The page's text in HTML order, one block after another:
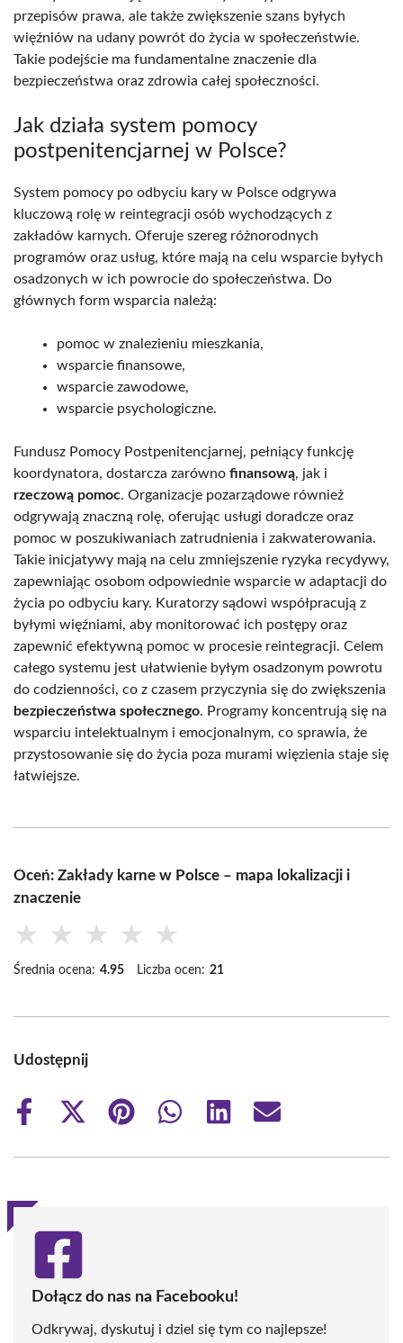
przepisów prawa, ale także zwiększenie szans byłych
więźniów na udany powrót do życia w społeczeństwie.
Takie podejście ma fundamentalne znaczenie dla
bezpieczeństwa oraz zdrowia całej społeczności.
Jak działa system pomocy
postpenitencjarnej w Polsce?
System pomocy po odbyciu kary w Polsce odgrywa
kluczową rolę w reintegracji osób wychodzących z
zakładów karnych. Oferuje szereg różnorodnych
programów oraz usług, które mają na celu wsparcie byłych
osadzonych w ich powrocie do społeczeństwa. Do
głównych form wsparcia należą:
pomoc w znalezieniu mieszkania,
wsparcie finansowe,
wsparcie zawodowe,
wsparcie psychologiczne.
Fundusz Pomocy Postpenitencjarnej, pełniący funkcję
koordynatora, dostarcza zarówno finansową, jak i
rzeczową pomoc. Organizacje pozarządowe również
odgrywają znaczną rolę, oferując usługi doradcze oraz
pomoc w poszukiwaniach zatrudnienia i zakwaterowania.
Takie inicjatywy mają na celu zmniejszenie ryzyka recydywy,
zapewniając osobom odpowiednie wsparcie w adaptacji do
życia po odbyciu kary. Kuratorzy sądowi współpracują z
byłymi więźniami, aby monitorować ich postępy oraz
zapewnić efektywną pomoc w procesie reintegracji. Celem
całego systemu jest ułatwienie byłym osadzonym powrotu
do codzienności, co z czasem przyczynia się do zwiększenia
bezpieczeństwa społecznego. Programy koncentrują się na
wsparciu intelektualnym i emocjonalnym, co sprawia, że
przystosowanie się do życia poza murami więzienia staje się
łatwiejsze.
Oceń: Zakłady karne w Polsce – mapa lokalizacji i
znaczenie
★ ★ ★ ★ ★
Średnia ocena: 4.95 Liczba ocen: 21
Udostępnij
Share
Share
(Twitter)
Share
Share
Share
Share
Dołącz do nas na Facebooku!
Odkrywaj, dyskutuj i dziel się tym co najlepsze!